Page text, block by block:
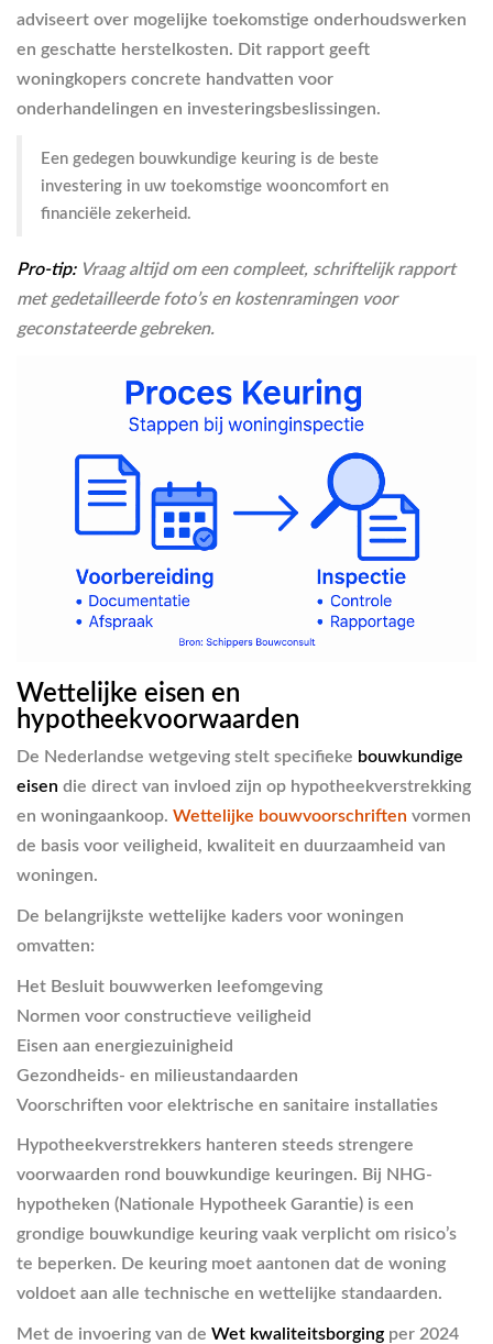
adviseert over mogelijke toekomstige onderhoudswerken
en geschatte herstelkosten. Dit rapport geeft
woningkopers concrete handvatten voor
onderhandelingen en investeringsbeslissingen.
Een gedegen bouwkundige keuring is de beste
investering in uw toekomstige wooncomfort en
financiële zekerheid.
Pro-tip: Vraag altijd om een compleet, schriftelijk rapport
met gedetailleerde foto’s en kostenramingen voor
geconstateerde gebreken.
Wettelijke eisen en
hypotheekvoorwaarden
De Nederlandse wetgeving stelt specifieke bouwkundige
eisen die direct van invloed zijn op hypotheekverstrekking
en woningaankoop. Wettelijke bouwvoorschriften vormen
de basis voor veiligheid, kwaliteit en duurzaamheid van
woningen.
De belangrijkste wettelijke kaders voor woningen
omvatten:
Het Besluit bouwwerken leefomgeving
Normen voor constructieve veiligheid
Eisen aan energiezuinigheid
Gezondheids- en milieustandaarden
Voorschriften voor elektrische en sanitaire installaties
Hypotheekverstrekkers hanteren steeds strengere
voorwaarden rond bouwkundige keuringen. Bij NHG-
hypotheken (Nationale Hypotheek Garantie) is een
grondige bouwkundige keuring vaak verplicht om risico’s
te beperken. De keuring moet aantonen dat de woning
voldoet aan alle technische en wettelijke standaarden.
Met de invoering van de Wet kwaliteitsborging per 2024